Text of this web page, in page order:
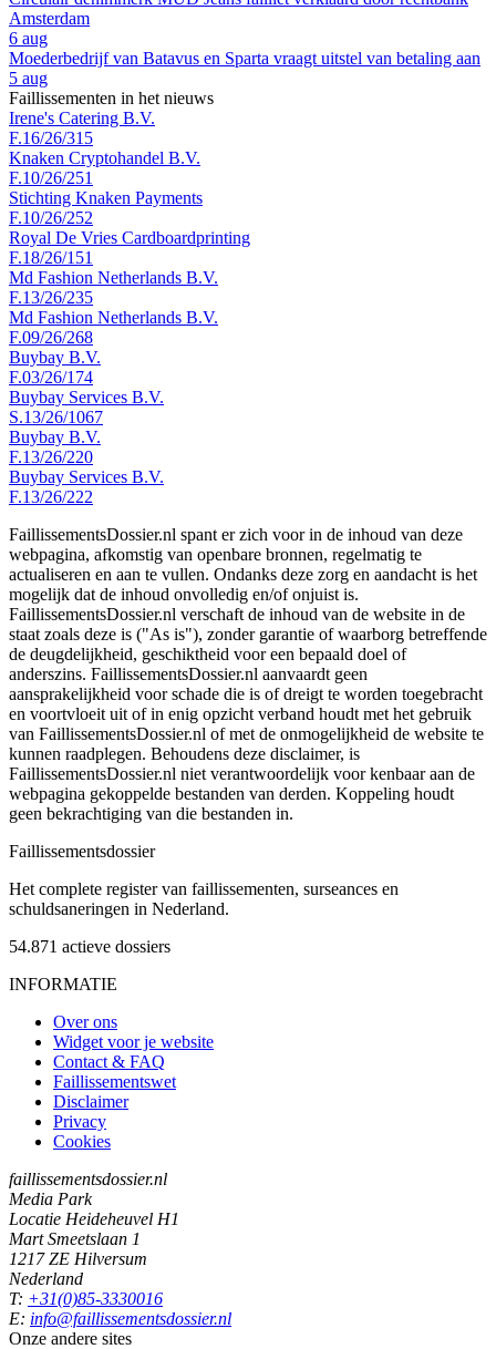
Amsterdam
6 aug
Moederbedrijf van Batavus en Sparta vraagt uitstel van betaling aan
5 aug
Faillissementen in het nieuws
Irene's Catering B.V.
F.16/26/315
Knaken Cryptohandel B.V.
F.10/26/251
Stichting Knaken Payments
F.10/26/252
Royal De Vries Cardboardprinting
F.18/26/151
Md Fashion Netherlands B.V.
F.13/26/235
Md Fashion Netherlands B.V.
F.09/26/268
Buybay B.V.
F.03/26/174
Buybay Services B.V.
S.13/26/1067
Buybay B.V.
F.13/26/220
Buybay Services B.V.
F.13/26/222
FaillissementsDossier.nl spant er zich voor in de inhoud van deze
webpagina, afkomstig van openbare bronnen, regelmatig te
actualiseren en aan te vullen. Ondanks deze zorg en aandacht is het
mogelijk dat de inhoud onvolledig en/of onjuist is.
FaillissementsDossier.nl verschaft de inhoud van de website in de
staat zoals deze is ("As is"), zonder garantie of waarborg betreffende
de deugdelijkheid, geschiktheid voor een bepaald doel of
anderszins. FaillissementsDossier.nl aanvaardt geen
aansprakelijkheid voor schade die is of dreigt te worden toegebracht
en voortvloeit uit of in enig opzicht verband houdt met het gebruik
van FaillissementsDossier.nl of met de onmogelijkheid de website te
kunnen raadplegen. Behoudens deze disclaimer, is
FaillissementsDossier.nl niet verantwoordelijk voor kenbaar aan de
webpagina gekoppelde bestanden van derden. Koppeling houdt
geen bekrachtiging van die bestanden in.
Faillissementsdossier
Het complete register van faillissementen, surseances en
schuldsaneringen in Nederland.
54.871 actieve dossiers
INFORMATIE
Over ons
Widget voor je website
Contact & FAQ
Faillissementswet
Disclaimer
Privacy
Cookies
faillissementsdossier.nl
Media Park
Locatie Heideheuvel H1
Mart Smeetslaan 1
1217 ZE Hilversum
Nederland
T: +31(0)85-3330016
E: info@faillissementsdossier.nl
Onze andere sites